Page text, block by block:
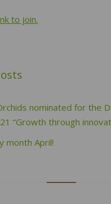
to join.
nominated for the
“Growth through
month April!